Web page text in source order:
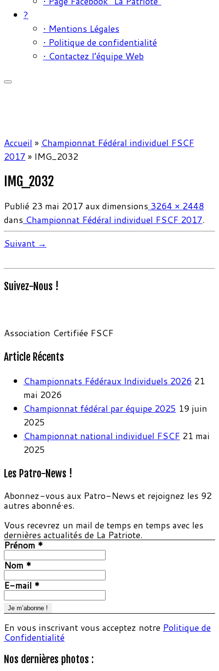
?
• Mentions Légales
• Politique de confidentialité
• Contactez l’équipe Web
Accueil » Championnat Fédéral individuel FSCF
2017 » IMG_2032
IMG_2032
Publié 23 mai 2017 aux dimensions 3264 × 2448
dans Championnat Fédéral individuel FSCF 2017.
Suivant →
Suivez-Nous !
Association Certifiée FSCF
Article Récents
Championnats Fédéraux Individuels 2026 21
mai 2026
Championnat fédéral par équipe 2025 19 juin
2025
Championnat national individuel FSCF 21 mai
2025
Les Patro-News !
Abonnez-vous aux Patro-News et rejoignez les 92
autres abonné·es.
Vous recevrez un mail de temps en temps avec les
dernières actualités de La Patriote.
Prénom *
Nom *
E-mail *
En vous inscrivant vous acceptez notre Politique de
Confidentialité
Nos dernières photos :